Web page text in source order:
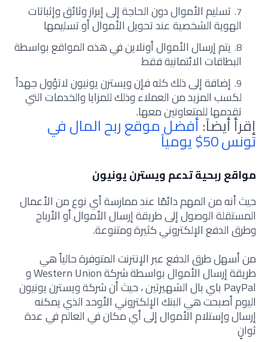
تسليم الأموال دون الحاجة إلى إبراز وثائق وإثباتات
الهوية الشخصية عند تحويل الأموال أو تسليمها
يتم إرسال الأموال أونلاين في هذه المواقع بواسطة
البطاقات الائتمانية فقط
إضافة إلى ذلك كله فإن ويسترن يونيون لاتؤول جهداً
لكسب المزيد من العملاء وذلك للمزايا والخدمات التي
تقدمها للمتعاونين معها.
إقرأ أيضاً:أفضل موقع ربح المال في
تونس 50$ يومياً
مواقع ربحية تدعم ويسترن يونيون
حيث أنه من المهم دائمًا عند ممارسة أي نوع من الأعمال
المستقلة الوصول إلى طريقة إرسال الأموال أو الأرباح
وطرق الدفع الإلكتروني كثيرة ومتنوعة.
من أسهل طرق الدفع عبر الإنترنت المتوفرة حالياً هي
طريقة إرسال الأموال بواسطة شركة Western Union و
PayPal باي بال الشهيرتين ، حيث أن شركة ويسترن يونيون
اليوم أصبحت هي البنك الإلكتروني الأوحد الذي يمكنه
إرسال وإستلام الأموال إلى أي مكان في العالم في عدة
ثوانٍ